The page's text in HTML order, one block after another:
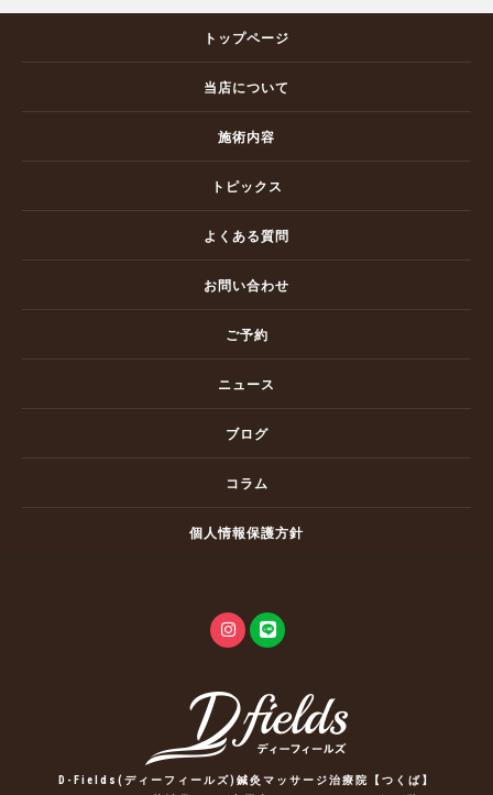
トップページ
当店について
施術内容
トピックス
よくある質問
お問い合わせ
ご予約
ニュース
ブログ
コラム
個人情報保護方針
D-Fields(ディーフィールズ)鍼灸マッサージ治療院【つくば】